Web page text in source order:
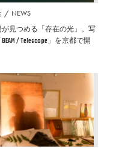
NEWS
見つめる「存在の光」。写
/ Telescope」を京都で開